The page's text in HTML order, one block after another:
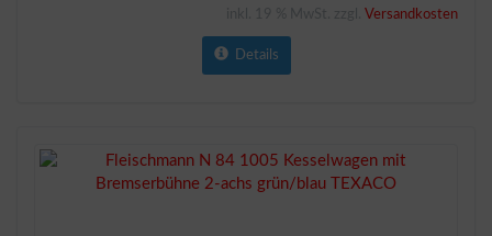
Versandkosten
Details